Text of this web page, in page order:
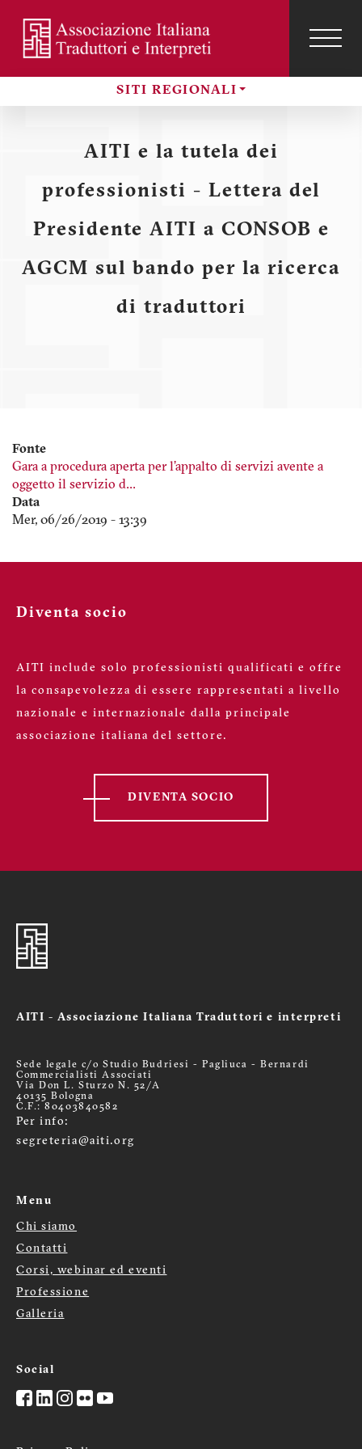
contenuto
principale
SITI REGIONALI
Menu
profilo
utente
AITI e la tutela dei
professionisti - Lettera del
Presidente AITI a CONSOB e
AGCM sul bando per la ricerca
di traduttori
Fonte
Gara a procedura aperta per l’appalto di servizi avente a
oggetto il servizio d…
Data
Mer, 06/26/2019 - 13:39
Diventa socio
AITI include solo professionisti qualificati e offre
la consapevolezza di essere rappresentati a livello
nazionale e internazionale dalla principale
associazione italiana del settore.
DIVENTA SOCIO
AITI - Associazione Italiana Traduttori e interpreti
Sede legale c/o Studio Budriesi - Pagliuca - Bernardi
Commercialisti Associati
Via Don L. Sturzo N. 52/A
40135 Bologna
C.F.: 80403840582
Per info:
segreteria@aiti.org
Menu
Menù
footer
Chi siamo
Contatti
Corsi, webinar ed eventi
Professione
Galleria
Social